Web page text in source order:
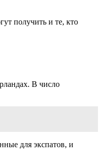
получить и те, кто
В число
для экспатов, и